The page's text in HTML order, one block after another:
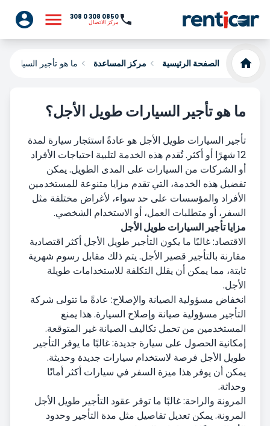
0850 308 0 308
مركز الاتصال
الصفحة الرئيسية مركز المساعدة ما هو تأجير
ما هو تأجير السيارات طويل الأجل؟
تأجير السيارات طويل الأجل هو عادةً استئجار سيارة لمدة
12 شهرًا أو أكثر. تُقدم هذه الخدمة لتلبية احتياجات الأفراد
أو الشركات من السيارات على المدى الطويل. يمكن
تفضيل هذه الخدمة، التي تقدم مزايا متنوعة للمستخدمين
الأفراد والمؤسسات على حد سواء، لأغراض مختلفة مثل
السفر، أو متطلبات العمل، أو الاستخدام الشخصي.
مزايا تأجير السيارات طويل الأجل
الاقتصاد: غالبًا ما يكون التأجير طويل الأجل أكثر اقتصادية
مقارنة بالتأجير قصير الأجل. يتم ذلك مقابل رسوم شهرية
ثابتة، مما يمكن أن يقلل التكلفة للاستخدامات طويلة
الأجل.
انخفاض مسؤولية الصيانة والإصلاح: عادةً ما تتولى شركة
التأجير مسؤولية صيانة وإصلاح السيارة. هذا يمنع
المستخدمين من تحمل تكاليف الصيانة غير المتوقعة.
إمكانية الحصول على سيارة جديدة: غالبًا ما يوفر التأجير
طويل الأجل فرصة لاستخدام سيارات جديدة وحديثة.
يمكن أن يوفر هذا ميزة السفر في سيارات أكثر أمانًا
وحداثة.
المرونة والراحة: غالبًا ما توفر عقود التأجير طويل الأجل
المرونة. يمكن تعديل تفاصيل مثل مدة التأجير وحدود